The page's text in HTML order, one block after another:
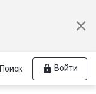
Поиск Войти